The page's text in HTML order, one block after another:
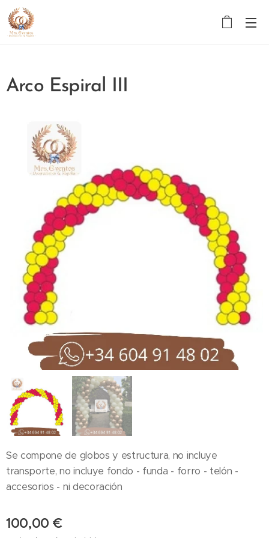
Arco Espiral III
Se compone de globos y estructura, no incluye
transporte, no incluye fondo - funda - forro - telón -
accesorios - ni decoración
100,00 €